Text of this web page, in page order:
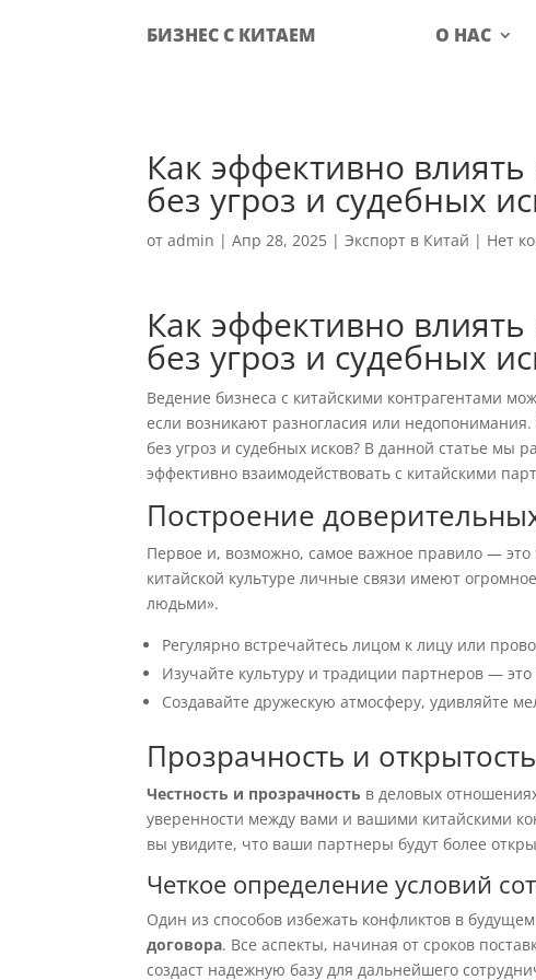
БИЗНЕС С КИТАЕМ О НАС
Как эффективно
без угроз и судебных
отadmin |Апр 28, 2025 |Экспорт в Китай | Нет
Как эффективно
без угроз и судебных
Ведение бизнеса с китайскими контрагентами
если возникают разногласия или недопонимания.
без угроз и судебных исков? В данной статье мы
эффективно взаимодействовать с китайскими
Построение
Первое и, возможно, самое важное правило — это
китайской культуре личные связи имеют
людьми».
Регулярно встречайтесь лицом к лицу или
Изучайте культуру и традиции партнеров —
Создавайте дружескую атмосферу, удивляйте
Прозрачность и открытость
Честность и прозрачность в деловых
уверенности между вами и вашими китайскими
вы увидите, что ваши партнеры будут более
Четкое определение условий
Один из способов избежать конфликтов в
договора. Все аспекты, начиная от сроков
создаст надежную базу для дальнейшего